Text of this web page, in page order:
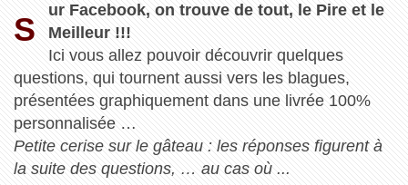
S
ur Facebook, on trouve de tout, le Pire et le
Meilleur !!!
Ici vous allez pouvoir découvrir quelques
questions, qui tournent aussi vers les blagues,
présentées graphiquement dans une livrée 100%
personnalisée …
Petite cerise sur le gâteau : les réponses figurent à
la suite des questions, … au cas où ...